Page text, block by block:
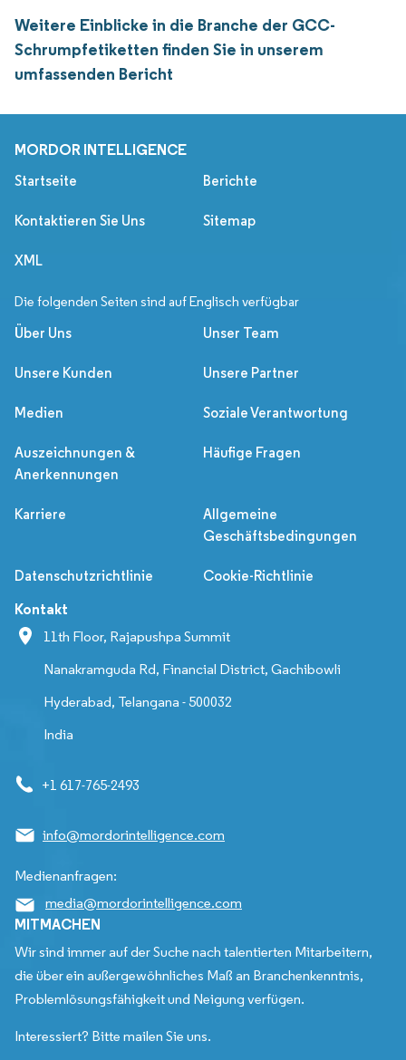
Weitere Einblicke in die Branche der GCC-
Schrumpfetiketten finden Sie in unserem
umfassenden Bericht
MORDOR INTELLIGENCE
Startseite Berichte
Kontaktieren Sie Uns Sitemap
XML
Die folgenden Seiten sind auf Englisch verfügbar
Über Uns Unser Team
Unsere Kunden Unsere Partner
Medien Soziale Verantwortung
Auszeichnungen &
Anerkennungen
Häufige Fragen
Karriere
Allgemeine
Geschäftsbedingungen
Datenschutzrichtlinie Cookie-Richtlinie
Kontakt
11th Floor, Rajapushpa Summit
Nanakramguda Rd, Financial District, Gachibowli
Hyderabad, Telangana - 500032
India
+1 617-765-2493
info@mordorintelligence.com
Medienanfragen:
media@mordorintelligence.com
MITMACHEN
Wir sind immer auf der Suche nach talentierten Mitarbeitern,
die über ein außergewöhnliches Maß an Branchenkenntnis,
Problemlösungsfähigkeit und Neigung verfügen.
Interessiert? Bitte mailen Sie uns.